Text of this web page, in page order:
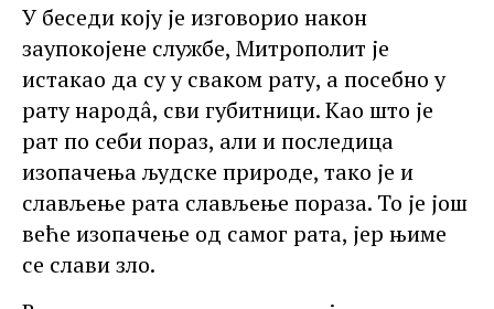
У беседи коју је изговорио након
заупокојене службе, Митрополит је
истакао да су у сваком рату, а посебно у
рату народâ, сви губитници. Као што је
рат по себи пораз, али и последица
изопачења људске природе, тако је и
слављење рата слављење пораза. То је још
веће изопачење од самог рата, јер њиме
се слави зло.